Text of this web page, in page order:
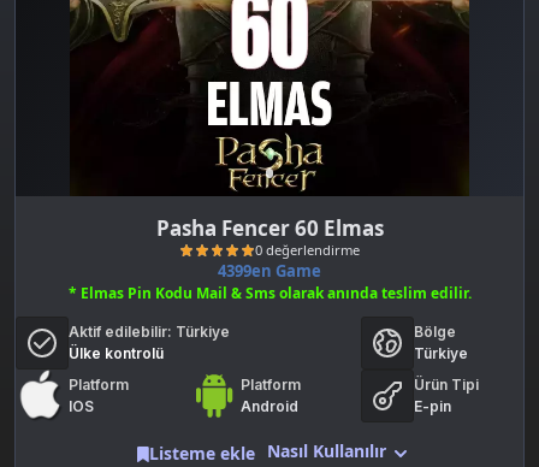
Pasha Fencer 60 Elmas
0 değerlendirme
4399en Game
* Elmas Pin Kodu Mail & Sms olarak anında teslim edilir.
Aktif edilebilir: Türkiye
Ülke kontrolü
Bölge
Türkiye
Platform
IOS
Platform
Android
Ürün Tipi
E-pin
Nasıl Kullanılır
Listeme ekle